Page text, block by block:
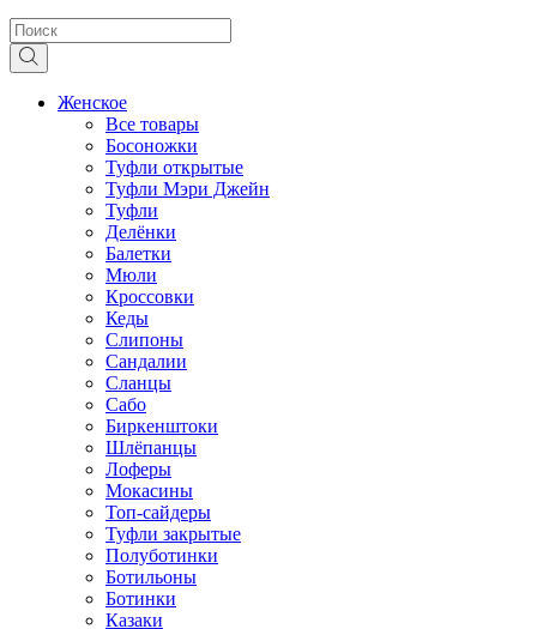
Женское
Все товары
Босоножки
Туфли открытые
Туфли Мэри Джейн
Туфли
Делёнки
Балетки
Мюли
Кроссовки
Кеды
Слипоны
Сандалии
Сланцы
Сабо
Биркенштоки
Шлёпанцы
Лоферы
Мокасины
Топ-сайдеры
Туфли закрытые
Полуботинки
Ботильоны
Ботинки
Казаки